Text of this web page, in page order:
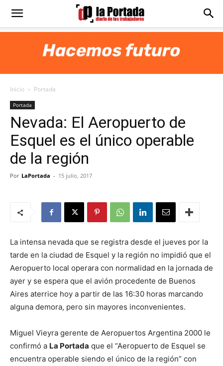
Diario
Portada
Inicio Portada
Portada
Nevada: El Aeropuerto de
Esquel es el único operable
de la región
Por LaPortada - 15 julio, 2017
La intensa nevada que se registra desde el jueves por la
tarde en la ciudad de Esquel y la región no impidió que el
Aeropuerto local operara con normalidad en la jornada de
ayer y se espera que el avión procedente de Buenos
Aires aterrice hoy a partir de las 16:30 horas marcando
alguna demora, pero sin mayores inconvenientes.
Miguel Vieyra gerente de Aeropuertos Argentina 2000 le
confirmó a La Portada que el “Aeropuerto de Esquel se
encuentra operable siendo el único de la región” con